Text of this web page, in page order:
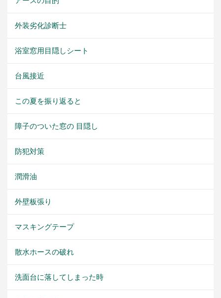
外装劣化診断士
浴室窓用目隠しシート
台風接近
この夏を振り返ると
障子のついた窓の 目隠し
防犯対策
潤滑油
外壁板張り
マスキングテープ
散水ホースの破れ
洗面台に落してしまった時